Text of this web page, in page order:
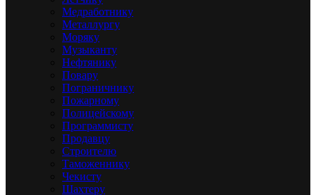
Медработнику
Металлургу
Моряку
Музыканту
Нефтянику
Повару
Пограничнику
Пожарному
Полицейскому
Программисту
Продавцу
Строителю
Таможеннику
Чекисту
Шахтеру